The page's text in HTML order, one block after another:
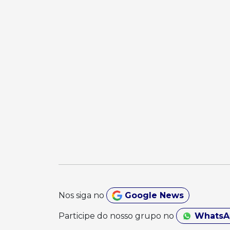
Nos siga no Google News
Participe do nosso grupo no